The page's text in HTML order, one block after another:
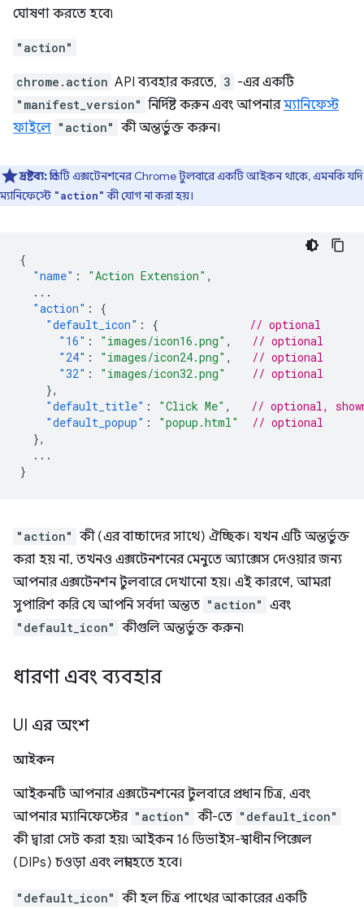
ঘোষণা করতে হবে৷
"action"
chrome.action API ব্যবহার করতে, 3 -এর একটি
"manifest_version" নির্দিষ্ট করুন এবং আপনারম্যানিফেস্ট
ফাইলে "action" কী অন্তর্ভুক্ত করুন।
দ্রষ্টব্য:প্রতিটি এক্সটেনশনের Chrome টুলবারে একটি আইকন থাকে, এমনকি যদি
ম্যানিফেস্টে "action" কী যোগ না করা হয়।
{
"name" : "Action Extension" ,
...
"action" :
{
"default_icon" : {
// optional
"16" : "images/icon16.png" ,
// optional
"24" : "images/icon24.png" ,
// optional
"32" : "images/icon32.png"
// optional
},
"default_title" : "Click Me" ,
// optional,
"default_popup" : "popup.html"
// optional
},
...
}
"action" কী (এর বাচ্চাদের সাথে) ঐচ্ছিক। যখন এটি অন্তর্ভুক্ত
করা হয় না, তখনও এক্সটেনশনের মেনুতে অ্যাক্সেস দেওয়ার জন্য
আপনার এক্সটেনশন টুলবারে দেখানো হয়। এই কারণে, আমরা
সুপারিশ করি যে আপনি সর্বদা অন্তত "action" এবং
"default_icon" কীগুলি অন্তর্ভুক্ত করুন৷
ধারণা এবং ব্যবহার
UI এর অংশ
আইকন
আইকনটি আপনার এক্সটেনশনের টুলবারে প্রধান চিত্র, এবং
আপনার ম্যানিফেস্টের "action" কী-তে "default_icon"
কী দ্বারা সেট করা হয়৷ আইকন 16 ডিভাইস-স্বাধীন পিক্সেল
(DIPs) চওড়া এবং লম্বা হতে হবে।
"default_icon" কী হল চিত্র পাথের আকারের একটি